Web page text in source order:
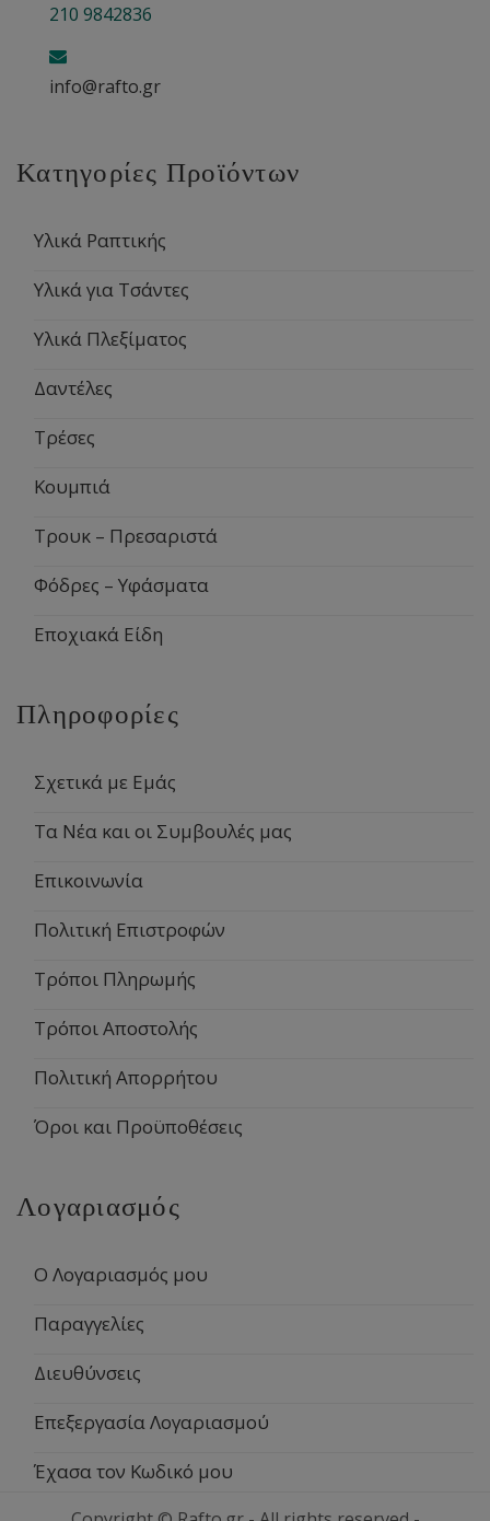
210 9842836
info@rafto.gr
Κατηγορίες Προϊόντων
Υλικά Ραπτικής
Υλικά για Τσάντες
Υλικά Πλεξίματος
Δαντέλες
Τρέσες
Κουμπιά
Τρουκ – Πρεσαριστά
Φόδρες – Υφάσματα
Εποχιακά Είδη
Πληροφορίες
Σχετικά με Εμάς
Τα Νέα και οι Συμβουλές μας
Επικοινωνία
Πολιτική Επιστροφών
Τρόποι Πληρωμής
Τρόποι Αποστολής
Πολιτική Απορρήτου
Όροι και Προϋποθέσεις
Λογαριασμός
Ο Λογαριασμός μου
Παραγγελίες
Διευθύνσεις
Επεξεργασία Λογαριασμού
Έχασα τον Κωδικό μου